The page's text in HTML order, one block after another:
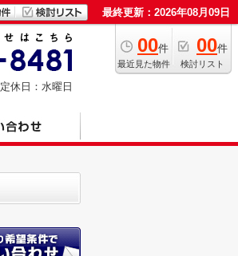
最終更新：2026年08月09日
00件
最近見た物件
00件
検討リスト
定休日：水曜日